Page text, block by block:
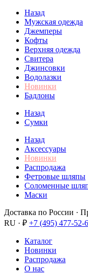
Назад
Мужская одежда
Джемперы
Кофты
Верхняя одежда
Свитера
Джинсовки
Водолазки
Новинки
Бадлоны
Назад
Сумки
Назад
Аксессуары
Новинки
Распродажа
Фетровые шляпы
Соломенные
Маски
Доставка по России ·
RU · ₽ +7 (495) 477-52-
Каталог
Новинки
Распродажа
О нас